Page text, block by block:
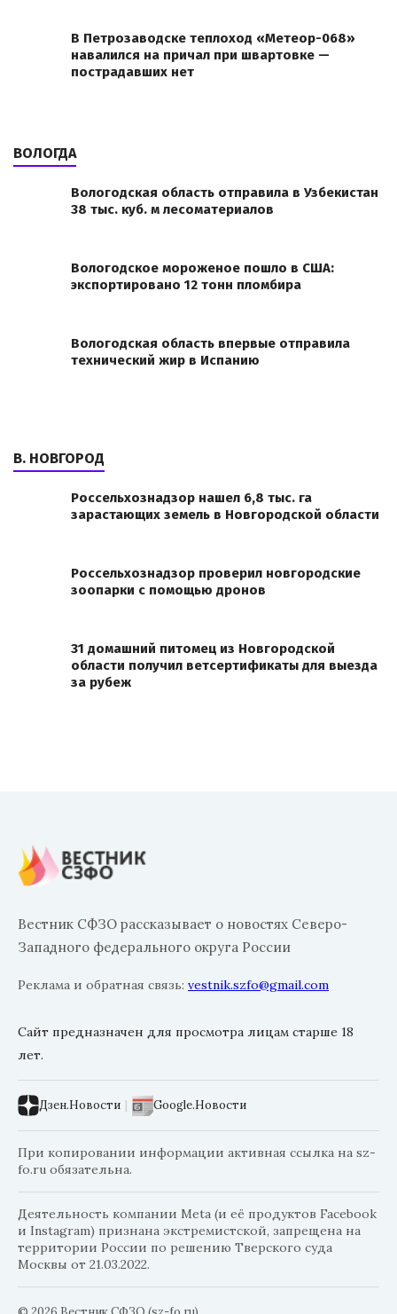
В Петрозаводске теплоход «Метеор-068»
навалился на причал при швартовке —
пострадавших нет
ВОЛОГДА
Вологодская область отправила в Узбекистан
38 тыс. куб. м лесоматериалов
Вологодское мороженое пошло в США:
экспортировано 12 тонн пломбира
Вологодская область впервые отправила
технический жир в Испанию
В. НОВГОРОД
Россельхознадзор нашел 6,8 тыс. га
зарастающих земель в Новгородской области
Россельхознадзор проверил новгородские
зоопарки с помощью дронов
31 домашний питомец из Новгородской
области получил ветсертификаты для выезда
за рубеж
Вестник СФЗО рассказывает о новостях Северо-
Западного федерального округа России
Реклама и обратная связь: vestnik.szfo@gmail.com
Сайт предназначен для просмотра лицам старше 18
лет.
Дзен.Новости | Google.Новости
При копировании информации активная ссылка на sz-
fo.ru обязательна.
Деятельность компании Meta (и её продуктов Facebook
и Instagram) признана экстремистской, запрещена на
территории России по решению Тверского суда
Москвы от 21.03.2022.